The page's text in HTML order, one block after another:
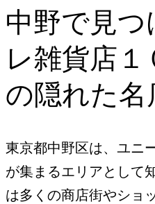
中野で見つ
レ雑貨店１
の隠れた名
東京都中野区は、ユニ
が集まるエリアとして
は多くの商店街やショ